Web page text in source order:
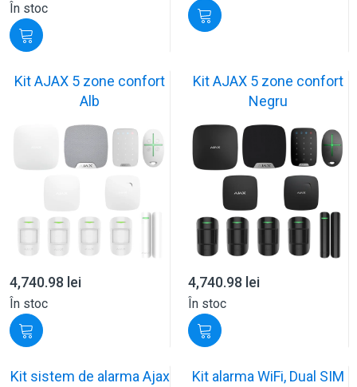
În stoc
Kit AJAX 5 zone confort
Alb
4,740.98 lei
În stoc
Kit AJAX 5 zone confort
Negru
4,740.98 lei
În stoc
Kit sistem de alarma Ajax
Kit alarma WiFi, Dual SIM